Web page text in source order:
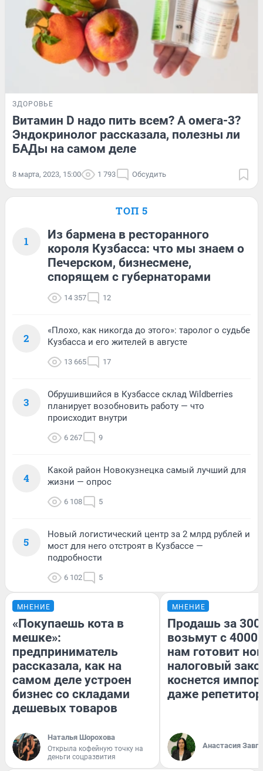
ЗДОРОВЬЕ
Витамин D надо пить всем? А омега-3?
Эндокринолог рассказала, полезны ли
БАДы на самом деле
8 марта, 2023, 15:00 1 793 Обсудить
ТОП 5
1
Из бармена в ресторанного
короля Кузбасса: что мы знаем о
Печерском, бизнесмене,
спорящем с губернаторами
14 357 12
2
«Плохо, как никогда до этого»: таролог о судьбе
Кузбасса и его жителей в августе
13 665 17
3
Обрушившийся в Кузбассе склад Wildberries
планирует возобновить работу — что
происходит внутри
6 267 9
4
Какой район Новокузнецка самый лучший для
жизни — опрос
6 108 5
5
Новый логистический центр за 2 млрд рублей и
мост для него отстроят в Кузбассе —
подробности
6 102 5
МНЕНИЕ
«Покупаешь кота в
мешке»:
предприниматель
рассказала, как на
самом деле устроен
бизнес со складами
дешевых товаров
Наталья Шорохова
Открыла кофейную точку на
деньги соцразвития
МНЕНИЕ
Продашь за
возьмут с
нам готовит
налоговый
коснется
даже
Анастасия